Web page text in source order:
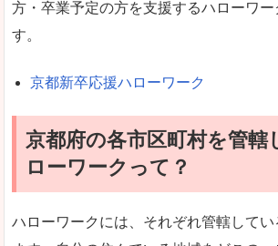
方・卒業予定の方を支援するハローワ
す。
京都新卒応援ハローワーク
京都府の各市区町村を管轄
ローワークって？
ハローワークには、それぞれ管轄してい